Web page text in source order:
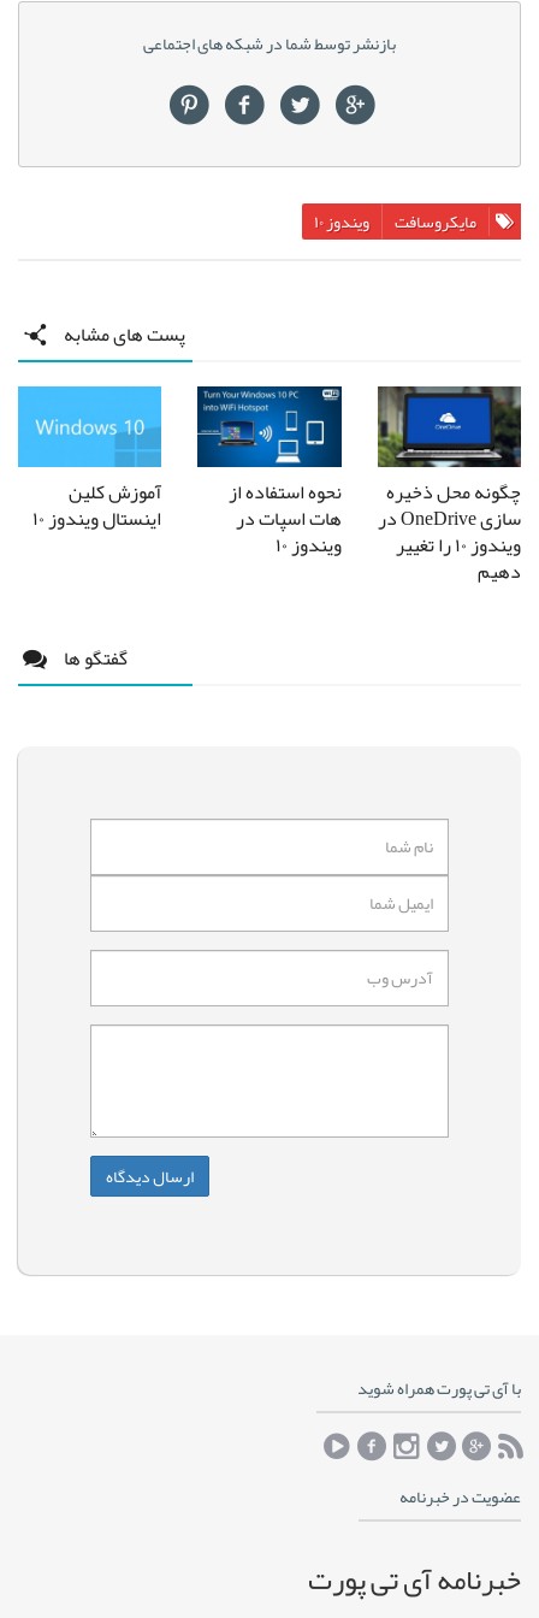
بازنشر توسط شما در شبکه های اجتماعی
مایکروسافت ویندوز ۱۰
پست های مشابه
چگونه محل ذخیره‌
سازی OneDrive در
ویندوز ۱۰ را تغییر
دهیم
نحوه استفاده از
هات اسپات در
ویندوز ۱۰
آموزش کلین
اینستال ویندوز ۱۰
گفتگو ها
با آی تی پورت همراه شوید
عضویت در خبرنامه
خبرنامه آی تی پورت